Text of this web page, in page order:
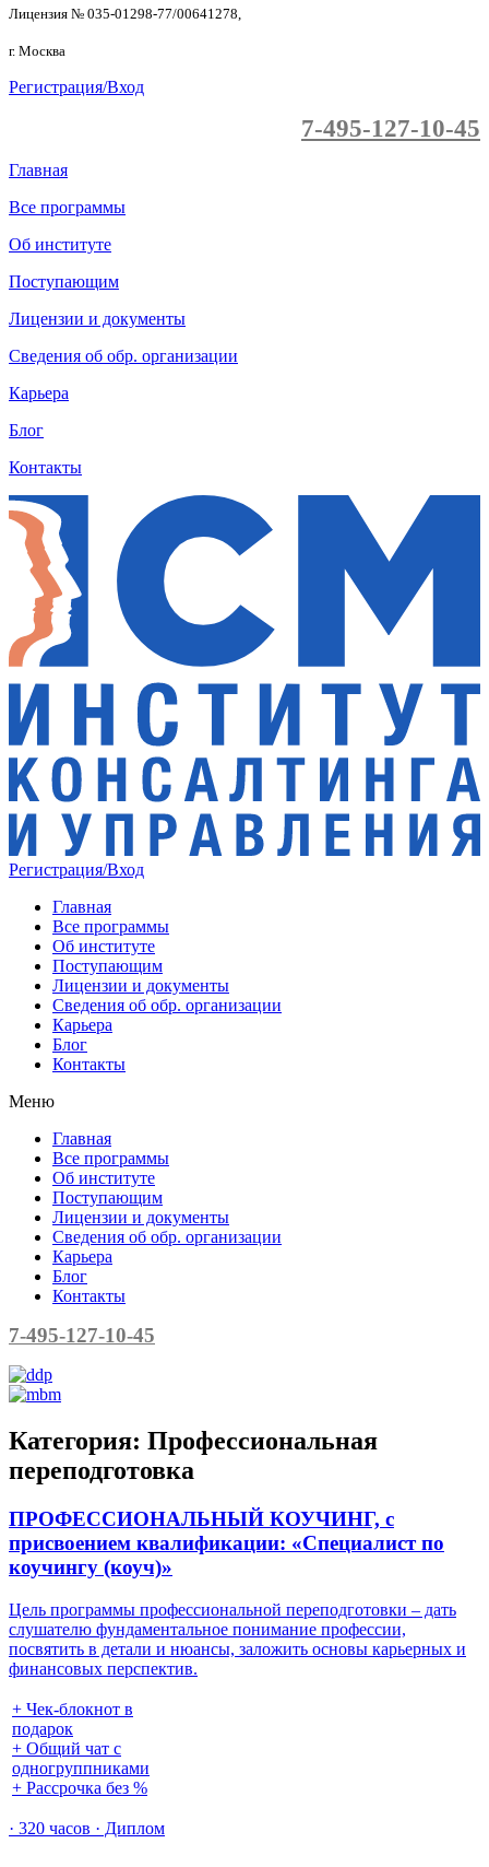
Лицензия № 035-01298-77/00641278,
г. Москва
Регистрация/Вход
7-495-127-10-45
Главная
Все программы
Об институте
Поступающим
Лицензии и документы
Сведения об обр. организации
Карьера
Блог
Контакты
Регистрация/Вход
Главная
Все программы
Об институте
Поступающим
Лицензии и документы
Сведения об обр. организации
Карьера
Блог
Контакты
Меню
Главная
Все программы
Об институте
Поступающим
Лицензии и документы
Сведения об обр. организации
Карьера
Блог
Контакты
7-495-127-10-45
Категория: Профессиональная
переподготовка
ПРОФЕССИОНАЛЬНЫЙ КОУЧИНГ, с
присвоением квалификации: «Специалист по
коучингу (коуч)»
Цель программы профессиональной переподготовки – дать
слушателю фундаментальное понимание профессии,
посвятить в детали и нюансы, заложить основы карьерных и
финансовых перспектив.
+ Чек-блокнот в
подарок
+ Общий чат с
одногруппниками
+ Рассрочка без %
· 320 часов · Диплом